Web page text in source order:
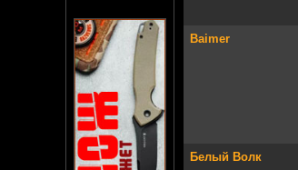
Baimer
Белый Волк